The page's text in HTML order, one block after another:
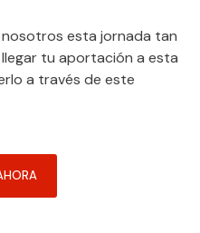
esta jornada tan
tu aportación a esta
a través de este